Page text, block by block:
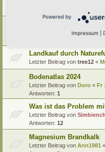
Letzter Beitrag von
Landkauf durch
Letzter Beitrag von tree12 «
Bodenatlas 2024
Letzter Beitrag von Doro « Fr
Antworten: 1
Was ist das Problem
Letzter Beitrag von
Antworten: 12
Magnesium Brandkalk
Letzter Beitrag von Ann1981 «
Powered by
Impressum